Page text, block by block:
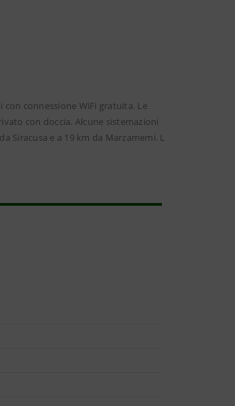
connessione WiFi gratuita. Le
con doccia. Alcune sistemazioni
Siracusa e a 19 km da Marzamemi. L